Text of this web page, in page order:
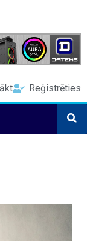
Reģistrēties